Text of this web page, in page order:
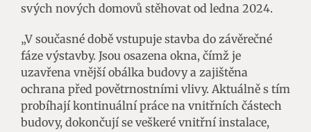
svých nových domovů stěhovat od ledna 2024.
„V současné době vstupuje stavba do závěrečné
fáze výstavby. Jsou osazena okna, čímž je
uzavřena vnější obálka budovy a zajištěna
ochrana před povětrnostními vlivy. Aktuálně s tím
probíhají kontinuální práce na vnitřních částech
budovy, dokončují se veškeré vnitřní instalace,